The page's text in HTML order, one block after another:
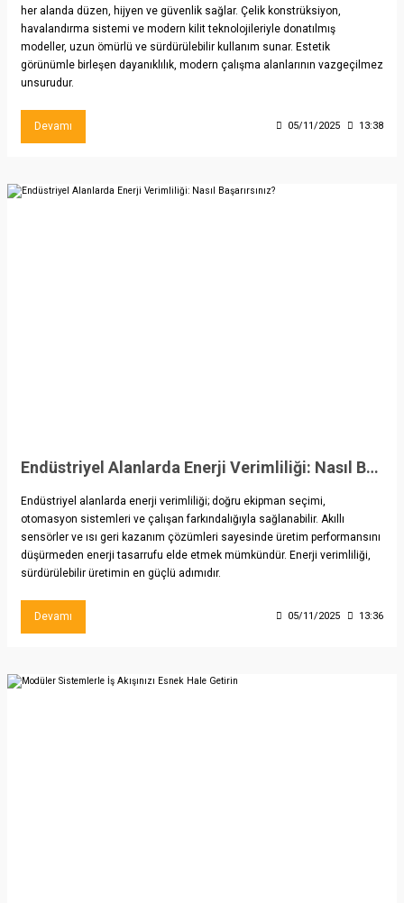
her alanda düzen, hijyen ve güvenlik sağlar. Çelik konstrüksiyon,
havalandırma sistemi ve modern kilit teknolojileriyle donatılmış
modeller, uzun ömürlü ve sürdürülebilir kullanım sunar. Estetik
görünümle birleşen dayanıklılık, modern çalışma alanlarının vazgeçilmez
unsurudur.
Devamı 05/11/2025 13:38
Endüstriyel Alanlarda Enerji Verimliliği: Nasıl Başarırsınız?
Endüstriyel alanlarda enerji verimliliği; doğru ekipman seçimi,
otomasyon sistemleri ve çalışan farkındalığıyla sağlanabilir. Akıllı
sensörler ve ısı geri kazanım çözümleri sayesinde üretim performansını
düşürmeden enerji tasarrufu elde etmek mümkündür. Enerji verimliliği,
sürdürülebilir üretimin en güçlü adımıdır.
Devamı 05/11/2025 13:36